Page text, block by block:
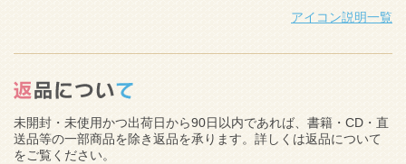
アイコン説明一覧
未開封・未使用かつ出荷日から90日以内であれば、書籍・CD・直
送品等の一部商品を除き返品を承ります。詳しくは返品について
をご覧ください。